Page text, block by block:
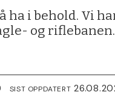
ha i behold. Vi
og riflebanen.
SIST OPPDATERT